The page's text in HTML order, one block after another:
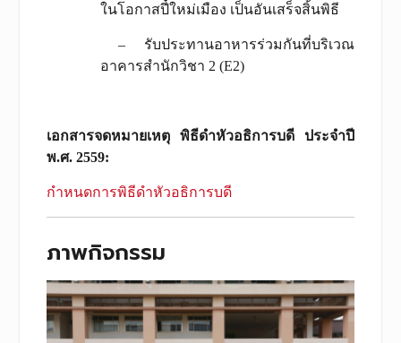
ในโอกาสปี๋ใหม่เมือง เป็นอันเสร็จสิ้นพิธี
– รับประทานอาหารร่วมกันที่บริเวณ
อาคารสำนักวิชา 2 (E2)
เอกสารจดหมายเหตุ พิธีดำหัวอธิการบดี ประจำปี
พ.ศ. 2559:
กำหนดการพิธีดำหัวอธิการบดี
ภาพกิจกรรม